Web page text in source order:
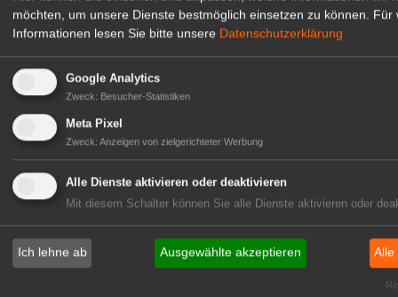
05.
Aug
ifo: Weniger Firmen planen
Preiserhöhungen
05.
Aug
hagebaumarkt: Entwickelt DIY-Store
auf dem PAROOKAVILLE Festival
weiter
05.
Aug
Statistik: Einzelhandelsumsatz im
Juni 2026 niedriger
05.
Aug
Studie: Baumarkt-Branche unter
Druck
05. Aug Bayer: Operativ auf Kurs
möchten, um unsere Dienste bestmöglich einsetzen zu können. Für
Informationen lesen Sie bitte unsere Datenschutzerklärung
Google Analytics
Zweck: Besucher-Statistiken
Meta Pixel
Zweck: Anzeigen von zielgerichteter Werbung
Alle Dienste aktivieren oder deaktivieren
Mit diesem Schalter können Sie alle Dienste aktivieren oder
Ich lehne ab Ausgewählte akzeptieren Alle